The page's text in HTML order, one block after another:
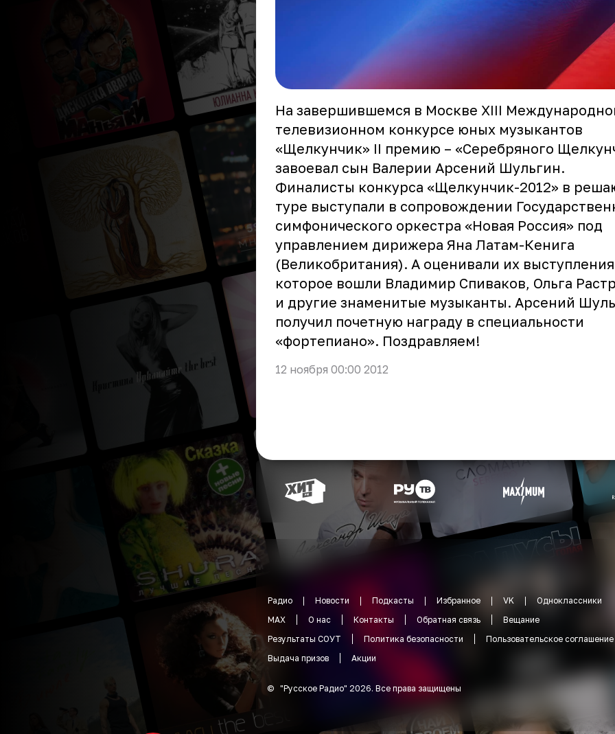
На завершившемся в Москве XIII
телевизионном конкурсе юных музыкантов
«Щелкунчик» II премию – «Серебряного
завоевал сын Валерии Арсений Шульгин.
Финалисты конкурса «Щелкунчик-2012» в
туре выступали в сопровождении
симфонического оркестра «Новая Россия» под
управлением дирижера Яна Латам-Кенига
(Великобритания). А оценивали их
которое вошли Владимир Спиваков, Ольга
и другие знаменитые музыканты. Арсений
получил почетную награду в специальности
«фортепиано». Поздравляем!
12 ноября 00:00 2012
Радио Новости Подкасты Избранное VK
Одноклассники
MAX
О нас Контакты Обратная связь
Вещание
Результаты СОУТ
Политика безопасности
Пользовательское соглашение
Выдача призов
Акции
© "Русское Радио" 2026. Все права защищены